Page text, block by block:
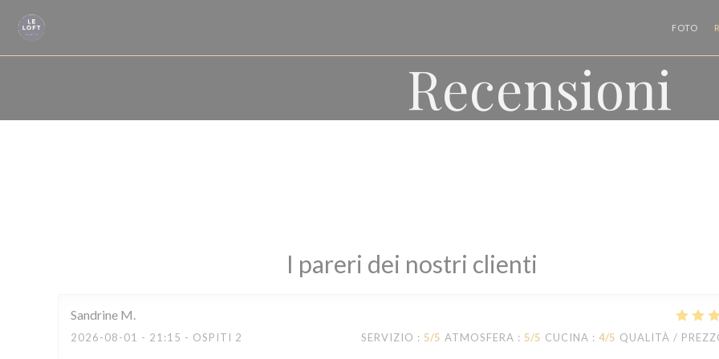
Personalizzazione delle tue scelte sui cookie
FOTO
Recensioni
I pareri dei nostri clienti
Sandrine M
2026-08-01 - 21:15 - OSPITI 2 SERVIZIO : 5/5 ATMOSFERA : 5/5 CUCINA : 4/5 QUALITÀ /